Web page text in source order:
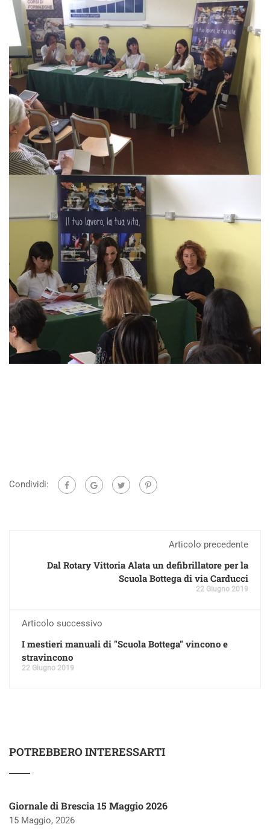
Condividi:
Articolo precedente
Dal Rotary Vittoria Alata un defibrillatore per la
Scuola Bottega di via Carducci
22 Giugno 2019
Articolo successivo
I mestieri manuali di "Scuola Bottega" vincono e
stravincono
22 Giugno 2019
POTREBBERO INTERESSARTI
Giornale di Brescia 15 Maggio 2026
15 Maggio, 2026